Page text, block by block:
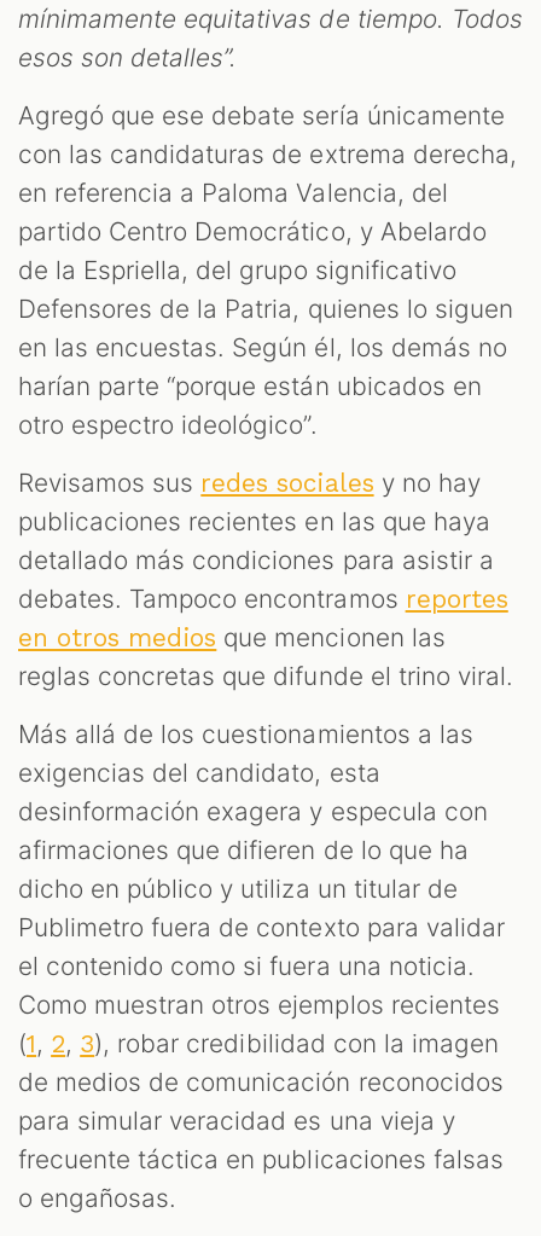
mínimamente equitativas de tiempo. Todos
esos son detalles”.
Agregó que ese debate sería únicamente
con las candidaturas de extrema derecha,
en referencia a Paloma Valencia, del
partido Centro Democrático, y Abelardo
de la Espriella, del grupo significativo
Defensores de la Patria, quienes lo siguen
en las encuestas. Según él, los demás no
harían parte “porque están ubicados en
otro espectro ideológico”.
Revisamos sus redes sociales y no hay
publicaciones recientes en las que haya
detallado más condiciones para asistir a
debates. Tampoco encontramos reportes
en otros medios que mencionen las
reglas concretas que difunde el trino viral.
Más allá de los cuestionamientos a las
exigencias del candidato, esta
desinformación exagera y especula con
afirmaciones que difieren de lo que ha
dicho en público y utiliza un titular de
Publimetro fuera de contexto para validar
el contenido como si fuera una noticia.
Como muestran otros ejemplos recientes
(1, 2, 3), robar credibilidad con la imagen
de medios de comunicación reconocidos
para simular veracidad es una vieja y
frecuente táctica en publicaciones falsas
o engañosas.